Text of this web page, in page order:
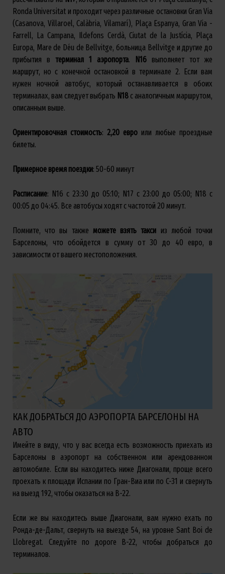
Ronda Universitat и проходит через различные остановки Gran Via
(Casanova, Villaroel, Calàbria, Vilamarí), Plaça Espanya, Gran Via -
Farrell, La Campana, Ildefons Cerdà, Ciutat de la Justícia, Plaça
Europa, Mare de Déu de Bellvitge, больница Bellvitge и другие до
прибытия в терминал 1 аэропорта. N16 выполняет тот же
маршрут, но с конечной остановкой в терминале 2. Если вам
нужен ночной автобус, который останавливается в обоих
терминалах, вам следует выбрать N18 с аналогичным маршрутом,
описанным выше.
Ориентировочная стоимость: 2,20 евро или любые проездные
билеты.
Примерное время поездки: 50-60 минут
Расписание: N16 с 23:30 до 05:10; N17 с 23:00 до 05:00; N18 с
00:05 до 04:45. Все автобусы ходят с частотой 20 минут.
Помните, что вы также можете взять такси из любой точки
Барселоны, что обойдется в сумму от 30 до 40 евро, в
зависимости от вашего местоположения.
КАК ДОБРАТЬСЯ ДО АЭРОПОРТА БАРСЕЛОНЫ НА
АВТО
Имейте в виду, что у вас всегда есть возможность приехать из
Барселоны в аэропорт на собственном или арендованном
автомобиле. Если вы находитесь ниже Диагонали, проще всего
проехать к площади Испании по Гран-Виа или по C-31 и свернуть
на выезд 192, чтобы оказаться на B-22.
Если же вы находитесь выше Диагонали, вам нужно ехать по
Ронда-де-Дальт, свернуть на выезде 54, на уровне Sant Boi de
Llobregat. Следуйте по дороге B-22, чтобы добраться до
терминалов.